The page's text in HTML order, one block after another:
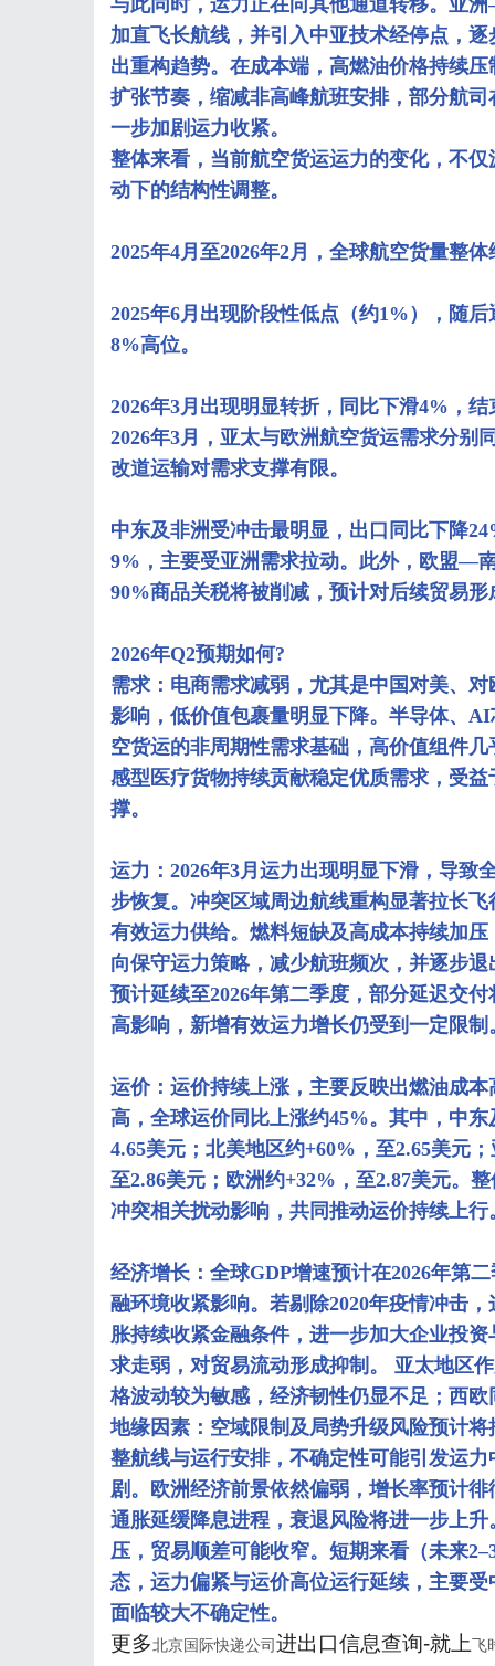
加直飞长航线，并引入中亚技术经停点，
出重构趋势。在成本端，高燃油价格持续
扩张节奏，缩减非高峰航班安排，部分航
一步加剧运力收紧。
整体来看，当前航空货运运力的变化，不
动下的结构性调整。
2025年4月至2026年2月，全球航空货量整
2025年6月出现阶段性低点（约1%），随
8%高位。
2026年3月出现明显转折，同比下滑4%，
2026年3月，亚太与欧洲航空货运需求分别
改道运输对需求支撑有限。
中东及非洲受冲击最明显，出口同比下降
9%，主要受亚洲需求拉动。此外，欧盟—
90%商品关税将被削减，预计对后续贸易形
2026年Q2预期如何?
需求：电商需求减弱，尤其是中国对美、
影响，低价值包裹量明显下降。半导体、
空货运的非周期性需求基础，高价值组件
感型医疗货物持续贡献稳定优质需求，受
撑。
运力：2026年3月运力出现明显下滑，导致
步恢复。冲突区域周边航线重构显著拉长
有效运力供给。燃料短缺及高成本持续加
向保守运力策略，减少航班频次，并逐步
预计延续至2026年第二季度，部分延迟交
高影响，新增有效运力增长仍受到一定限制
运价：运价持续上涨，主要反映出燃油成
高，全球运价同比上涨约45%。其中，中
4.65美元；北美地区约+60%，至2.65美元
至2.86美元；欧洲约+32%，至2.87美元。
冲突相关扰动影响，共同推动运价持续上行
经济增长：全球GDP增速预计在2026年第
融环境收紧影响。若剔除2020年疫情冲击
胀持续收紧金融条件，进一步加大企业投
求走弱，对贸易流动形成抑制。 亚太地区
格波动较为敏感，经济韧性仍显不足；西
地缘因素：空域限制及局势升级风险预计
整航线与运行安排，不确定性可能引发运
剧。欧洲经济前景依然偏弱，增长率预计
通胀延缓降息进程，衰退风险将进一步上
压，贸易顺差可能收窄。短期来看（未来
态，运力偏紧与运价高位运行延续，主要
面临较大不确定性。
更多北京国际快递公司进出口信息查询-就上飞